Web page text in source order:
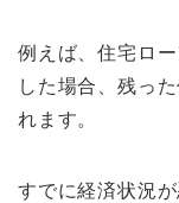
例えば、住宅ロ
した場合、残っ
れます。
すでに経済状況